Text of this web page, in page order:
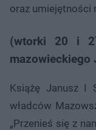
oraz umiejętności
(wtorki 20 i
mazowieckiego
Książę Janusz I
władców
„Przenieś się z